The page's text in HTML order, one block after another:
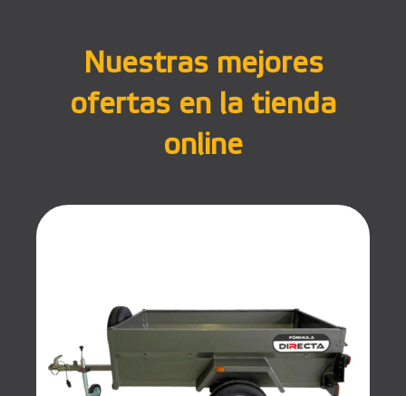
Nuestras mejores
ofertas en la tienda
online